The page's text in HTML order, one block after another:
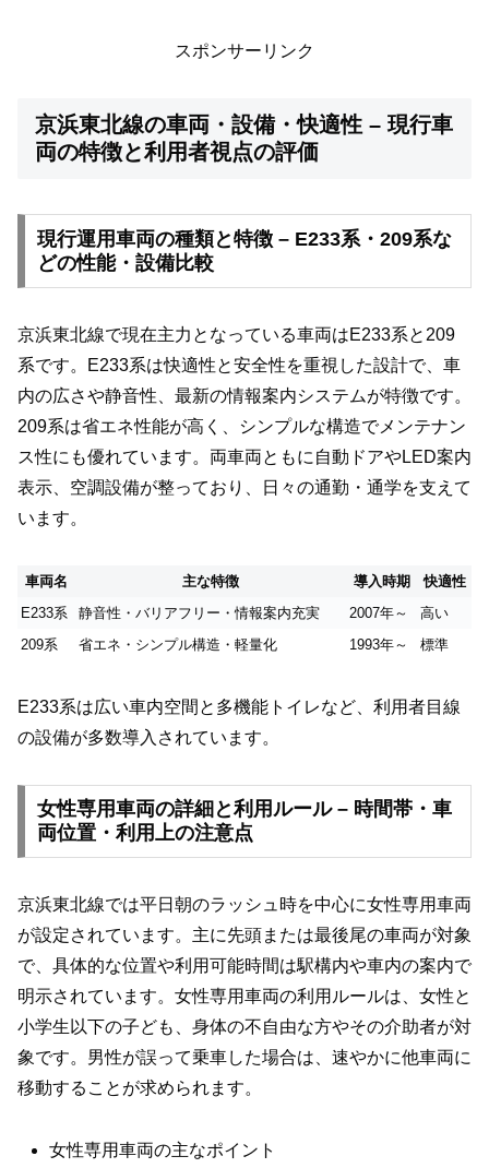
スポンサーリンク
京浜東北線の車両・設備・快適性 – 現行車
両の特徴と利用者視点の評価
現行運用車両の種類と特徴 – E233系・209系な
どの性能・設備比較
京浜東北線で現在主力となっている車両はE233系と209
系です。E233系は快適性と安全性を重視した設計で、車
内の広さや静音性、最新の情報案内システムが特徴です。
209系は省エネ性能が高く、シンプルな構造でメンテナン
ス性にも優れています。両車両ともに自動ドアやLED案内
表示、空調設備が整っており、日々の通勤・通学を支えて
います。
車両名 主な特徴 導入時期
快適性
E233系
静音性・バリアフリー・情報案内充実 2007年～
高い
209系
省エネ・シンプル構造・軽量化 1993年～ 標準
E233系は広い車内空間と多機能トイレなど、利用者目線
の設備が多数導入されています。
女性専用車両の詳細と利用ルール – 時間帯・車
両位置・利用上の注意点
京浜東北線では平日朝のラッシュ時を中心に女性専用車両
が設定されています。主に先頭または最後尾の車両が対象
で、具体的な位置や利用可能時間は駅構内や車内の案内で
明示されています。女性専用車両の利用ルールは、女性と
小学生以下の子ども、身体の不自由な方やその介助者が対
象です。男性が誤って乗車した場合は、速やかに他車両に
移動することが求められます。
女性専用車両の主なポイント